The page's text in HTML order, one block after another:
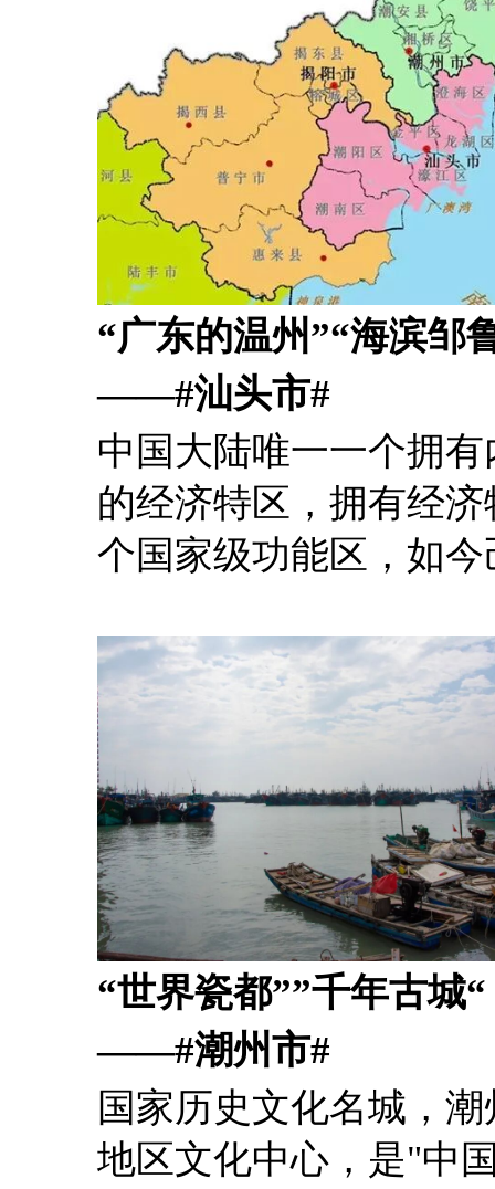
“广东的温州”“海滨邹
——#汕头市#
中国大陆唯一一个拥
的经济特区，拥有经
个国家级功能区，如
“世界瓷都””千年古城“
——#潮州市#
国家历史文化名城，
地区文化中心，是"中